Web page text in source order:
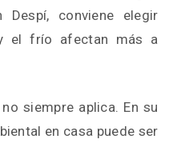
conviene elegir
el frío afectan más a
siempre aplica. En su
en casa puede ser